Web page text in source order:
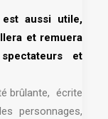
aussi utile,
et remuera
et
brûlante, écrite
personnages,